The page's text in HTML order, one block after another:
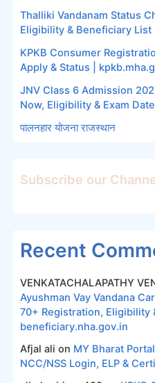
Thalliki Vandanam Status
Eligibility & Beneficiary List
KPKB Consumer
Apply & Status |
JNV Class 6 Admission
Now, Eligibility & Exam Date
पालनहार योजना राजस्थान
Subscribe our
Recent
VENKATACHALAPATHY
Ayushman Vay Vandana
70+ Registration, Eligibility
beneficiary.nha.gov.in
Afjal ali on MY Bharat
NCC/NSS Login, ELP &